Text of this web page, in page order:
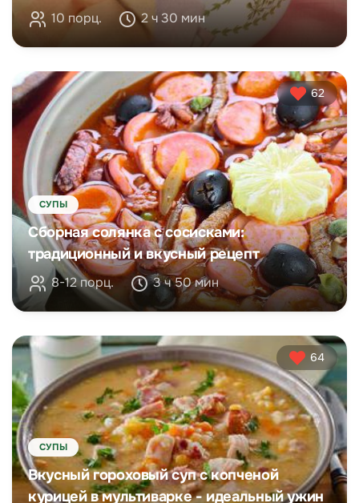
10 порц. 2 ч 30 мин
62
СУПЫ
Сборная солянка с сосисками:
традиционный и вкусный рецепт
8-12 порц. 3 ч 50 мин
64
СУПЫ
Вкусный гороховый суп с копченой
курицей в мультиварке - идеальный ужин